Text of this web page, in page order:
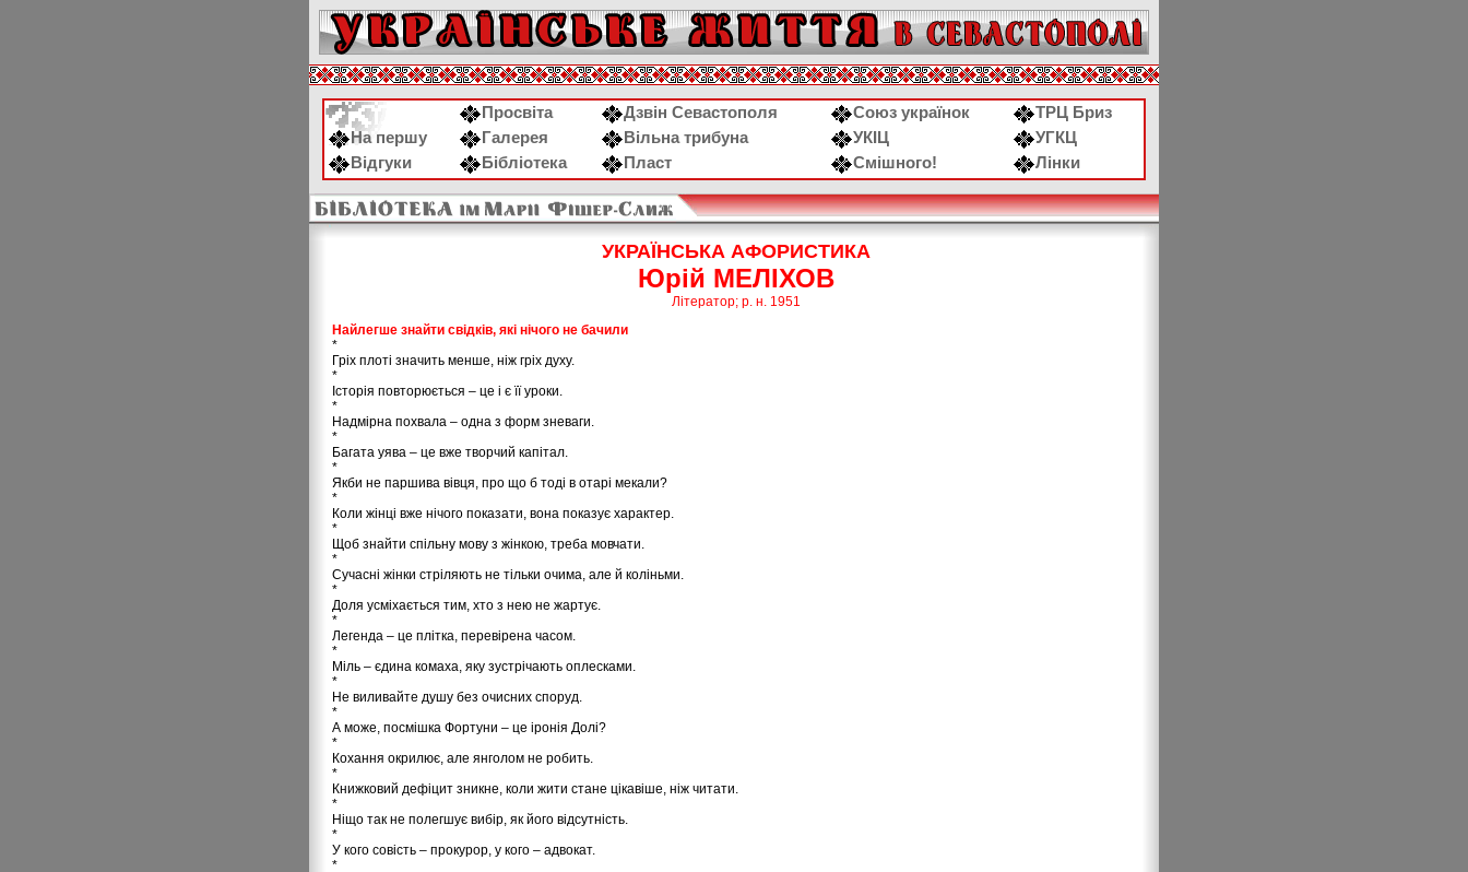
Просвіта Дзвін Севастополя Союз українок
ТРЦ Бриз
На першу
Галерея Вільна трибуна УКІЦ
УГКЦ
Відгуки
Бібліотека Пласт Смішного! Лінки
УКРАЇНСЬКА АФОРИСТИКА
Юрій МЕЛІХОВ
Літератор; р. н. 1951
Найлегше знайти свідків, які нічого не бачили
*
Гріх плоті значить менше, ніж гріх духу.
*
Історія повторюється – це і є її уроки.
*
Надмірна похвала – одна з форм зневаги.
*
Багата уява – це вже творчий капітал.
*
Якби не паршива вівця, про що б тоді в отарі мекали?
*
Коли жінці вже нічого показати, вона показує характер.
*
Щоб знайти спільну мову з жінкою, треба мовчати.
*
Сучасні жінки стріляють не тільки очима, але й коліньми.
*
Доля усміхається тим, хто з нею не жартує.
*
Легенда – це плітка, перевірена часом.
*
Міль – єдина комаха, яку зустрічають оплесками.
*
Не виливайте душу без очисних споруд.
*
А може, посмішка Фортуни – це іронія Долі?
*
Кохання окрилює, але янголом не робить.
*
Книжковий дефіцит зникне, коли жити стане цікавіше, ніж читати.
*
Ніщо так не полегшує вибір, як його відсутність.
*
У кого совість – прокурор, у кого – адвокат.
*